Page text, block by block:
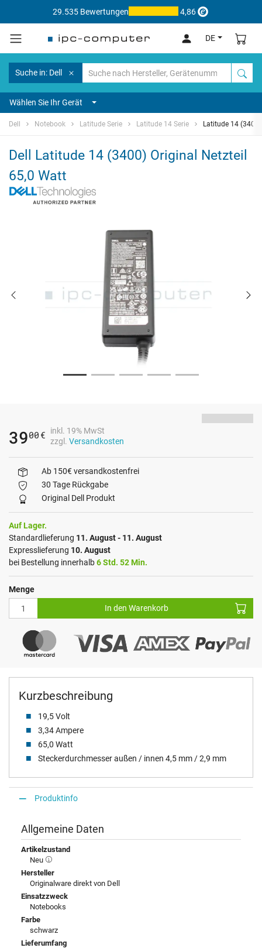
29.535 Bewertungen 4,86
DE
Suche in: Dell
Wählen Sie Ihr Gerät
Dell Notebook Latitude Serie Latitude 14 Serie Latitude 14 (3400)
Dell Latitude 14 (3400) Original Netzteil
65,0 Watt
Kurzbeschreibung
19,5 Volt
3,34 Ampere
65,0 Watt
Steckerdurchmesser außen / innen 4,5 mm / 2,9 mm
3900 €
inkl. 19% MwSt
zzgl. Versandkosten
Ab 150€ versandkostenfrei
30 Tage Rückgabe
Original Dell Produkt
Auf Lager.
Standardlieferung 11. August - 11. August
Expresslieferung 10. August
bei Bestellung innerhalb6 Std. 52 Min.
Menge
In den Warenkorb
Produktinfo
Allgemeine Daten
Artikelzustand
Neu
Hersteller
Originalware direkt von Dell
Einsatzzweck
Notebooks
Farbe
schwarz
Lieferumfang